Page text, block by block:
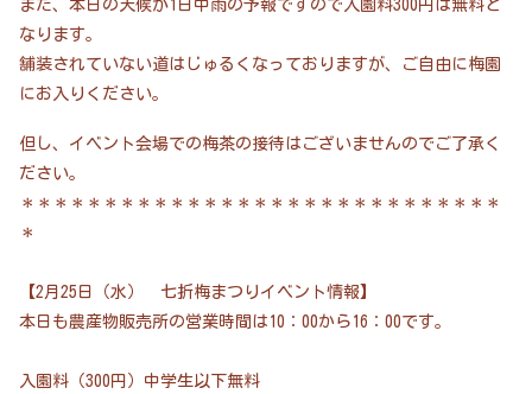
また、本日の天候が1日中雨の予報ですので入園料300円は無料と
なります。
舗装されていない道はじゅるくなっておりますが、ご自由に梅園
にお入りください。
但し、イベント会場での梅茶の接待はございませんのでご了承く
ださい。
＊＊＊＊＊＊＊＊＊＊＊＊＊＊＊＊＊＊＊＊＊＊＊＊＊＊＊＊＊
＊
【2月25日（水） 七折梅まつりイベント情報】
本日も農産物販売所の営業時間は10：00から16：00です。
入園料（300円）中学生以下無料